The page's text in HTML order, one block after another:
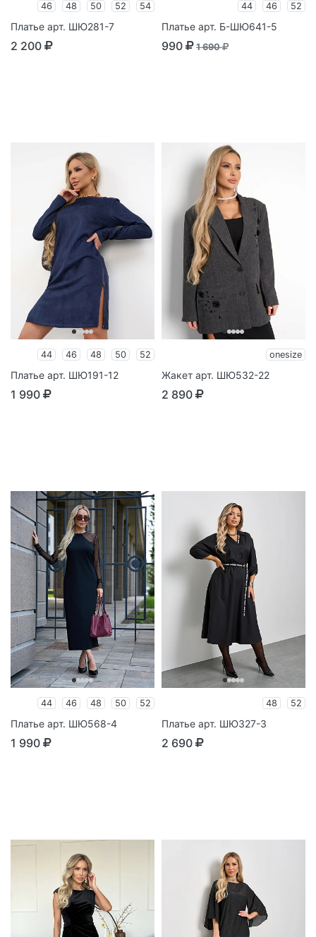
46 48 50 52 54
Платье арт. ШЮ281-7
2 200
44 46 52
Платье арт. Б-ШЮ641-5
990 1 690
44 46 48 50 52
Платье арт. ШЮ191-12
1 990
onesize
Жакет арт. ШЮ532-22
2 890
44 46 48 50 52
Платье арт. ШЮ568-4
1 990
48 52
Платье арт. ШЮ327-3
2 690